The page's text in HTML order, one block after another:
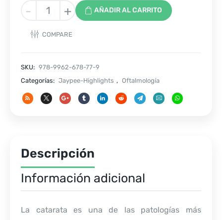
-
Cristalino
las
Américas
+ AÑADIR AL CARRITO
COMPARE
SKU: 978-9962-678-77-9
Categorías: Jaypee-Highlights , Oftalmología
Descripción
Información adicional
La catarata es una de las patologías más